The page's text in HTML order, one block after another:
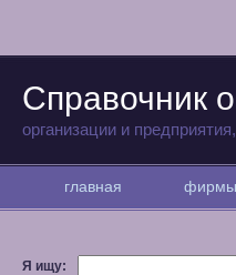
Справочник
организации и
главная фирмы
Я ищу: